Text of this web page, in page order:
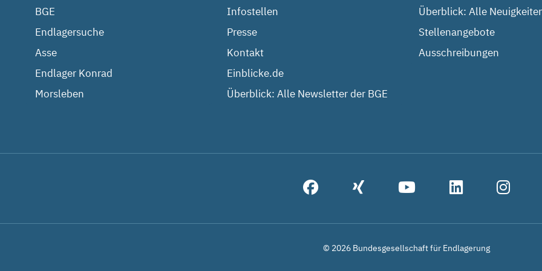
BGE
Endlagersuche
Asse
Endlager Konrad
Morsleben
Infostellen
Presse
Kontakt
Einblicke.de
Überblick: Alle Newsletter der BGE
Überblick: Alle
Stellenangebote
Ausschreibungen
© 2026 Bundesgesellschaft für Endlagerung